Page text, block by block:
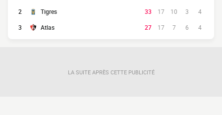
2
Tigres 33 17 10 3
4
3
Atlas 27 17 7 6 4
LA SUITE APRÈS CETTE PUBLICITÉ